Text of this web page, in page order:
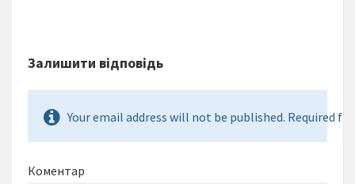
Залишити відповідь
Your email address will not be published. Required
Коментар